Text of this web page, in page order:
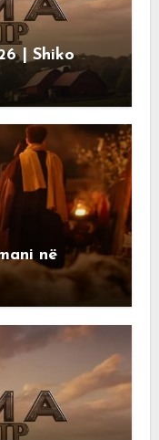
| Shiko
në